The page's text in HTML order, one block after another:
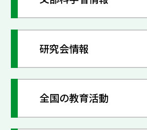
研究会情報
全国の教育活動